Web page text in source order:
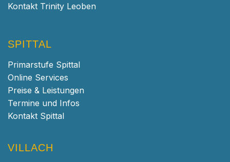
Kontakt Trinity Leoben
SPITTAL
Primarstufe Spittal
Online Services
Preise & Leistungen
Termine und Infos
Kontakt Spittal
VILLACH